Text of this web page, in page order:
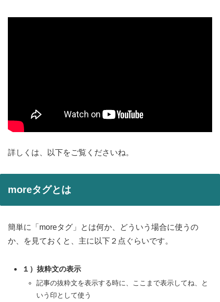
詳しくは、以下をご覧くださいね。
moreタグとは
簡単に「moreタグ」とは何か、どういう場合に使うの
か、を見ておくと、主に以下２点ぐらいです。
１）抜粋文の表示
記事の抜粋文を表示する時に、ここまで表示してね、と
いう印として使う